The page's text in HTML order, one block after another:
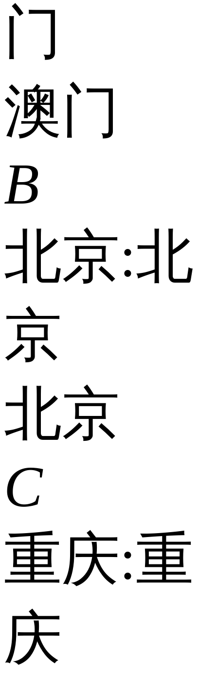
门
澳门
B
北京:北
京
北京
C
重庆:重
庆